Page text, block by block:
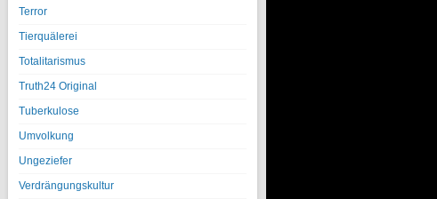
Terror
Tierquälerei
Totalitarismus
Truth24 Original
Tuberkulose
Umvolkung
Ungeziefer
Verdrängungskultur